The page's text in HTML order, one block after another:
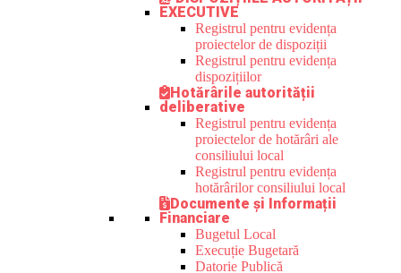
EXECUTIVE
Registrul pentru evidența
proiectelor de dispoziții
Registrul pentru evidența
dispozițiilor
Hotărârile autorității
deliberative
Registrul pentru evidența
proiectelor de hotărâri ale
consiliului local
Registrul pentru evidența
hotărârilor consiliului local
Documente și Informații
Financiare
Bugetul Local
Execuție Bugetară
Datorie Publică